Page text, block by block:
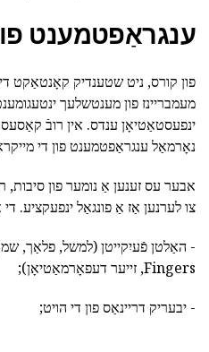
ענגראַפטמענט
פון קורס, ניט שטענדיק קאָנטאַקט
מעמבריינז פון מענטשלעך
ינפעסטאַטיאָן ענדס. אין רובֿ
נאָרמאַל ענגראַפטמענט פון די
אבער עס זענען אַ נומער פון
צו לערנען אַז אַ פונגאַל ינפעקציע. די
- האַלטן פֿעיִקייטן (למשל, פלאַך,
Fingers, זייער דעפאָרמאַטיאָן);
- יבעריק דריינאַס פון די הויט;